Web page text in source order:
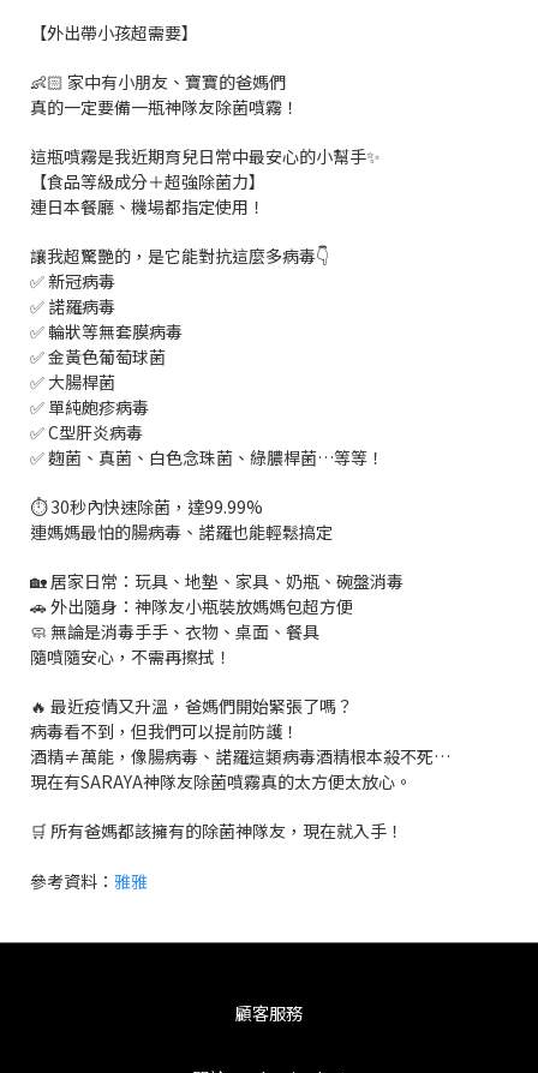
【外出帶小孩超需要】
👶🏻 家中有小朋友、寶寶的爸媽們
真的一定要備一瓶神隊友除菌噴霧！
這瓶噴霧是我近期育兒日常中最安心的小幫手✨
【食品等級成分＋超強除菌力】
連日本餐廳、機場都指定使用！
讓我超驚艷的，是它能對抗這麼多病毒👇
✅ 新冠病毒
✅ 諾羅病毒
✅ 輪狀等無套膜病毒
✅ 金黃色葡萄球菌
✅ 大腸桿菌
✅ 單純皰疹病毒
✅ C型肝炎病毒
✅ 麴菌、真菌、白色念珠菌、綠膿桿菌…等等！
⏱ 30秒內快速除菌，達99.99%
連媽媽最怕的腸病毒、諾羅也能輕鬆搞定
🏡 居家日常：玩具、地墊、家具、奶瓶、碗盤消毒
🚗 外出隨身：神隊友小瓶裝放媽媽包超方便
🧼 無論是消毒手手、衣物、桌面、餐具
隨噴隨安心，不需再擦拭！
🔥 最近疫情又升溫，爸媽們開始緊張了嗎？
病毒看不到，但我們可以提前防護！
酒精≠萬能，像腸病毒、諾羅這類病毒酒精根本殺不死…
現在有SARAYA神隊友除菌噴霧真的太方便太放心。
🛒 所有爸媽都該擁有的除菌神隊友，現在就入手！
參考資料： 雅雅
顧客服務